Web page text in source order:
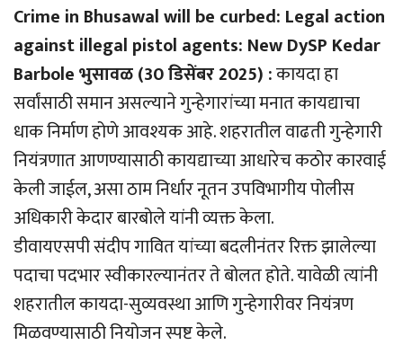
Crime in Bhusawal will be curbed: Legal action
against illegal pistol agents: New DySP Kedar
Barbole भुसावळ (30 डिसेंबर 2025) :कायदा हा
सर्वांसाठी समान असल्याने गुन्हेगारांच्या मनात कायद्याचा
धाक निर्माण होणे आवश्यक आहे. शहरातील वाढती गुन्हेगारी
नियंत्रणात आणण्यासाठी कायद्याच्या आधारेच कठोर कारवाई
केली जाईल, असा ठाम निर्धार नूतन उपविभागीय पोलीस
अधिकारी केदार बारबोले यांनी व्यक्त केला.
डीवायएसपी संदीप गावित यांच्या बदलीनंतर रिक्त झालेल्या
पदाचा पदभार स्वीकारल्यानंतर ते बोलत होते. यावेळी त्यांनी
शहरातील कायदा-सुव्यवस्था आणि गुन्हेगारीवर नियंत्रण
मिळवण्यासाठी नियोजन स्पष्ट केले.